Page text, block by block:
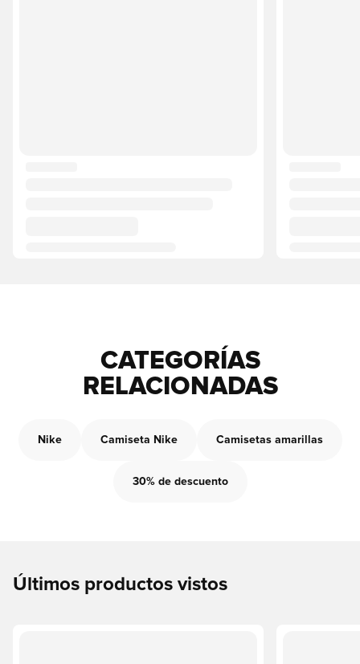
CATEGORÍAS
RELACIONADAS
Nike Camiseta Nike Camisetas amarillas
30% de descuento
Últimos productos vistos